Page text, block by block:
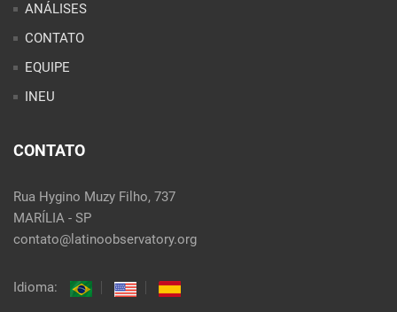
ANÁLISES
CONTATO
EQUIPE
INEU
CONTATO
Rua Hygino Muzy Filho, 737
MARÍLIA - SP
contato@latinoobservatory.org
Idioma: